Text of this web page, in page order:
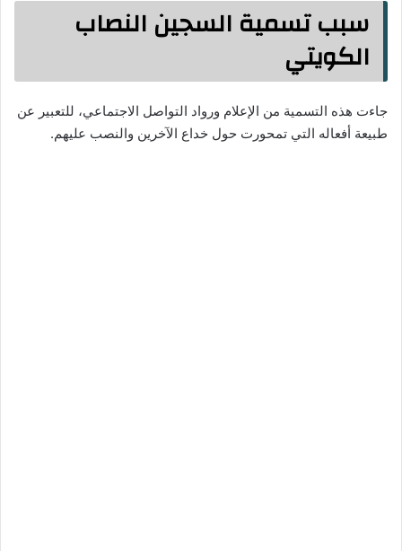
سبب تسمية السجين النصاب
الكويتي
جاءت هذه التسمية من الإعلام ورواد التواصل الاجتماعي، للتعبير عن
طبيعة أفعاله التي تمحورت حول خداع الآخرين والنصب عليهم.